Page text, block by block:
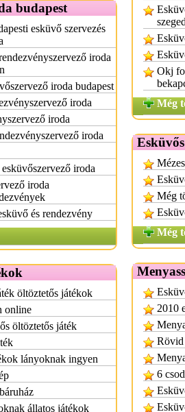
budapest
esküvő szervezés
iroda
iroda budapest
iroda
iroda
iroda
iroda
iroda
és rendezvény
öltöztetős játékok
online
öltöztetős játék
lányoknak ingyen
állatos játékok
Okj
Még
Még
Még
2010
Rövid
6